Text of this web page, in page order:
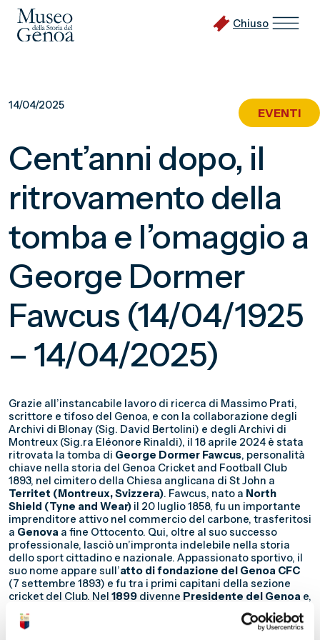
Chiuso
14/04/2025
EVENTI
Cent’anni dopo, il
ritrovamento della
tomba e l’omaggio a
George Dormer
Fawcus (14/04/1925
– 14/04/2025)
Grazie all’instancabile lavoro di ricerca di Massimo Prati,
scrittore e tifoso del Genoa, e con la collaborazione degli
Archivi di Blonay (Sig. David Bertolini) e degli Archivi di
Montreux (Sig.ra Eléonore Rinaldi), il 18 aprile 2024 è stata
ritrovata la tomba di George Dormer Fawcus, personalità
chiave nella storia del Genoa Cricket and Football Club
1893, nel cimitero della Chiesa anglicana di St John a
Territet (Montreux, Svizzera). Fawcus, nato a North
Shield (Tyne and Wear) il 20 luglio 1858, fu un importante
imprenditore attivo nel commercio del carbone, trasferitosi
a Genova a fine Ottocento. Qui, oltre al suo successo
professionale, lasciò un’impronta indelebile nella storia
dello sport cittadino e nazionale. Appassionato sportivo, il
suo nome appare sull’atto di fondazione del Genoa CFC
(7 settembre 1893) e fu tra i primi capitani della sezione
cricket del Club. Nel 1899 divenne Presidente del Genoa e,
calciatore della squadra campione d’Italia
Durante la sua presidenza, il Genoa vinse
cinque titoli
(1899, 1900, 1902, 1903, 1904), affermandosi come